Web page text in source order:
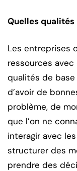
Quelles
Les entreprises
ressources
qualités de
d’avoir de
problème, de
que l’on ne
interagir avec
structurer des
prendre des